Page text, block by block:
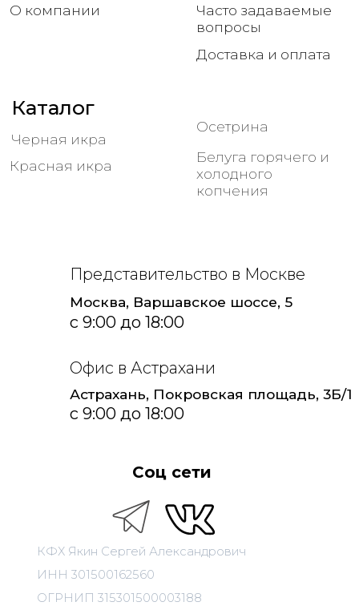
Политика конфиденциальности
2015-2026 все права защищены.
ОГРНИП 315301500003188